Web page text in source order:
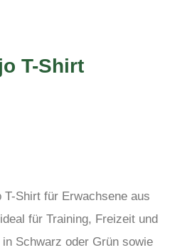
T-Shirt
Shirt für Erwachsene aus
für Training, Freizeit und
Schwarz oder Grün sowie